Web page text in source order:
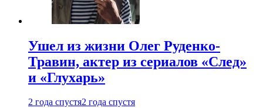
Ушел из жизни Олег Руденко-
Травин, актер из сериалов «След»
и «Глухарь»
2 года спустя2 года спустя